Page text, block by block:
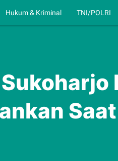
Hukum & Kriminal TNI/POLRI